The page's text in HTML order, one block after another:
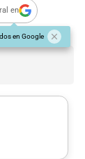
en
en Google